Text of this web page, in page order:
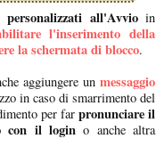
personalizzati all'Avvioin
l'inserimento della
la schermata di blocco.
aggiungere un messaggio
in caso di smarrimento del
per far pronunciare il
con il logino anche altra